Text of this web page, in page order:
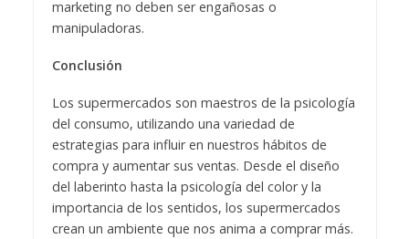
marketing no deben ser engañosas o
manipuladoras.
Conclusión
Los supermercados son maestros de la psicología
del consumo, utilizando una variedad de
estrategias para influir en nuestros hábitos de
compra y aumentar sus ventas. Desde el diseño
del laberinto hasta la psicología del color y la
importancia de los sentidos, los supermercados
crean un ambiente que nos anima a comprar más.